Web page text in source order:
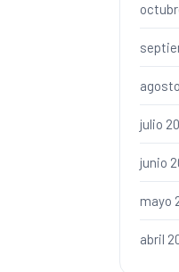
julio
junio
mayo
abril